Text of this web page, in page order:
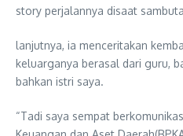
story perjalannya disaat
lanjutnya, ia menceritakan
keluarganya berasal dari guru,
bahkan istri saya.
“Tadi saya sempat